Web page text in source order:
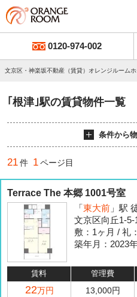
0120-974-002
文京区・神楽坂不動産（賃貸）オレンジルームホ
｢根津｣駅の賃貸物件一覧
条件から
21件 1ページ目
Terrace The 本郷 1001号室
「 東大前 」駅
文京区向丘1-5-
敷：1ヶ月 / 礼
築年月：2023
賃料 管理費
22万円 13,000円